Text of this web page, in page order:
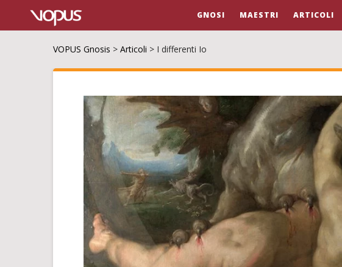
GNOSI MAESTRI ARTICOLI
VOPUS Gnosis > Articoli > I differenti Io